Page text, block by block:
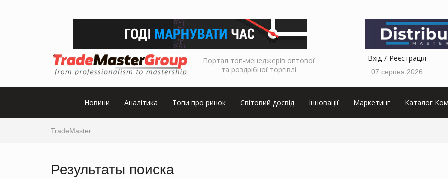
Портал топ-менеджерів оптової
та роздрібної торгівлі
Вхід Реєстрація
07 серпня 2026
Новини Аналітика Топи про ринок Світовий досвід Інновації Маркетинг Каталог
TradeMaster
Результаты поиска